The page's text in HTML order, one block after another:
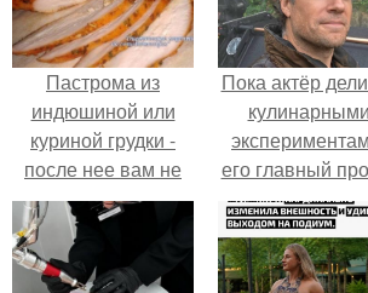
Пастрома из
индюшиной или
куриной грудки -
после нее вам не
захочется есть
обычную колбасу!
Пока актёр
его главный
сделал
шаг вперёд.